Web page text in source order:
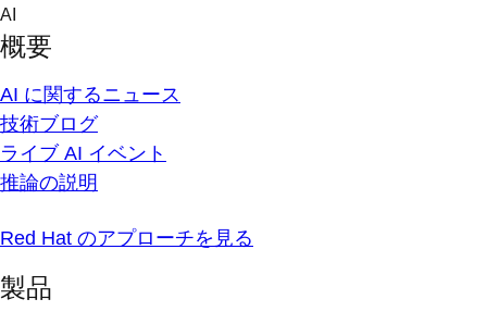
Skip
content
AI
概要
AI に関するニュース
技術ブログ
ライブ AI イベント
推論の説明
Red Hat のアプローチを見る
製品